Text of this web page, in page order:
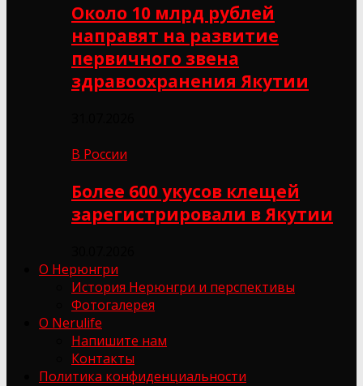
Около 10 млрд рублей
направят на развитие
первичного звена
здравоохранения Якутии
В России
Более 600 укусов клещей
зарегистрировали в Якутии
О Нерюнгри
История Нерюнгри и перспективы
Фотогалерея
О Nerulife
Напишите нам
Контакты
Политика конфиденциальности